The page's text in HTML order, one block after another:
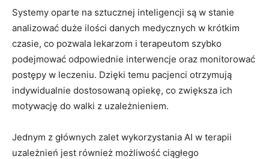
Systemy oparte na sztucznej inteligencji są w stanie
analizować duże ilości danych medycznych w krótkim
czasie, co pozwala lekarzom i terapeutom szybko
podejmować odpowiednie interwencje oraz monitorować
postępy w leczeniu. Dzięki temu pacjenci otrzymują
indywidualnie dostosowaną opiekę, co zwiększa ich
motywację do walki z uzależnieniem.
Jednym z głównych zalet wykorzystania AI w terapii
uzależnień jest również możliwość ciągłego